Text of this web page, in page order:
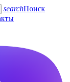
searchПоиск